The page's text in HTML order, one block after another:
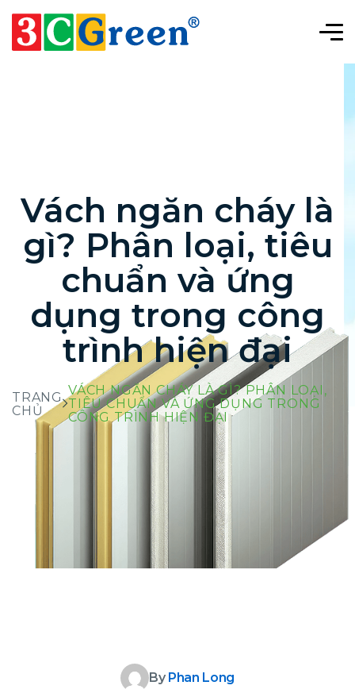
Vách ngăn cháy là
gì? Phân loại, tiêu
chuẩn và ứng
dụng trong công
trình hiện đại
TRANG
CHỦ
VÁCH NGĂN CHÁY LÀ GÌ? PHÂN LOẠI,
TIÊU CHUẨN VÀ ỨNG DỤNG TRONG
CÔNG TRÌNH HIỆN ĐẠI
By Phan Long